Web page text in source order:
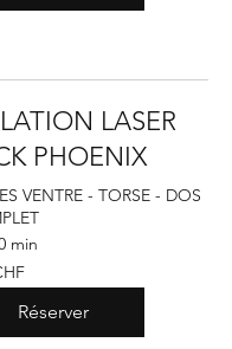
LASER
PHOENIX
VENTRE - TORSE - DOS
min
Réserver